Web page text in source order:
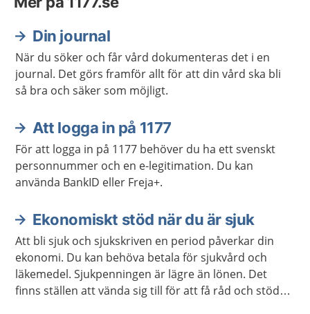
Din journal
När du söker och får vård dokumenteras det i en
journal. Det görs framför allt för att din vård ska bli
så bra och säker som möjligt.
Att logga in på 1177
För att logga in på 1177 behöver du ha ett svenskt
personnummer och en e-legitimation. Du kan
använda BankID eller Freja+.
Ekonomiskt stöd när du är sjuk
Att bli sjuk och sjukskriven en period påverkar din
ekonomi. Du kan behöva betala för sjukvård och
läkemedel. Sjukpenningen är lägre än lönen. Det
finns ställen att vända sig till för att få råd och stöd